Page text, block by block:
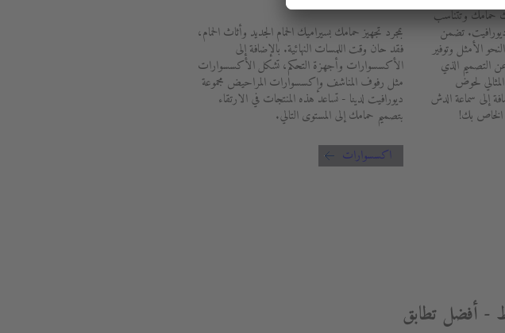
حمامك وتتناسب
تضمن
الأمثل وتوفير
التصميم الذي
لحوض
إلى سماعة الدش
الخاص بك!
بمجرد تجهيز حمامك بسيراميك الحمام الجديد وأثاث الحمام،
فقد حان وقت اللمسات النهائية. بالإضافة إلى
الأكسسوارات وأجهزة التحكم، تشكل الأكسسوارات
مثل رفوف المناشف وإكسسوارات المراحيض مجموعة
ديورافيت لدينا - تساعد هذه المنتجات في الارتقاء
بتصميم حمامك إلى المستوى التالي.
اكسسوارات
أفضل تطابق